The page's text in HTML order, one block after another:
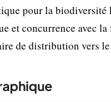
pour la biodiversité
et concurrence avec
de distribution vers